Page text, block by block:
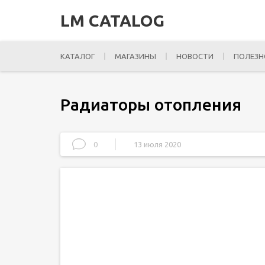
LM CATALOG
КАТАЛОГ МАГАЗИНЫ НОВОСТИ
Радиаторы отопления
0 13 июля 2020